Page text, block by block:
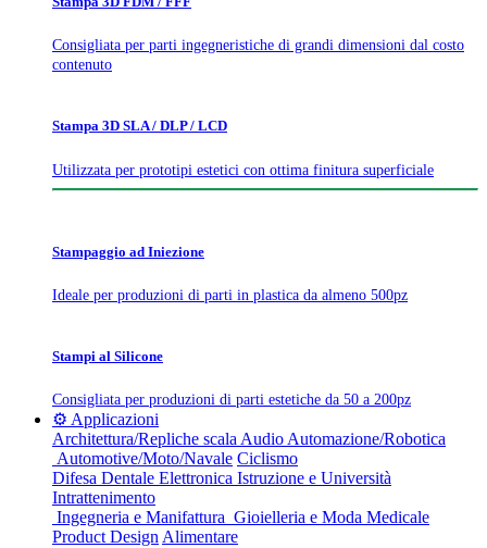
Consigliata per parti ingegneristiche di grandi dimensioni dal costo
contenuto
Stampa 3D SLA / DLP / LCD
Utilizzata per prototipi estetici con ottima finitura superficiale
Stampaggio ad Iniezione
Ideale per produzioni di parti in plastica da almeno 500pz
Stampi al Silicone
Consigliata per produzioni di parti estetiche da 50 a 200pz
⚙️ Applicazioni
Architettura/Repliche scala Audio Automazione/Robotica
Automotive/Moto/Navale Ciclismo
Difesa Dentale Elettronica Istruzione e Università
Intrattenimento
Ingegneria e Manifattura Gioielleria e Moda Medicale
Product Design Alimentare